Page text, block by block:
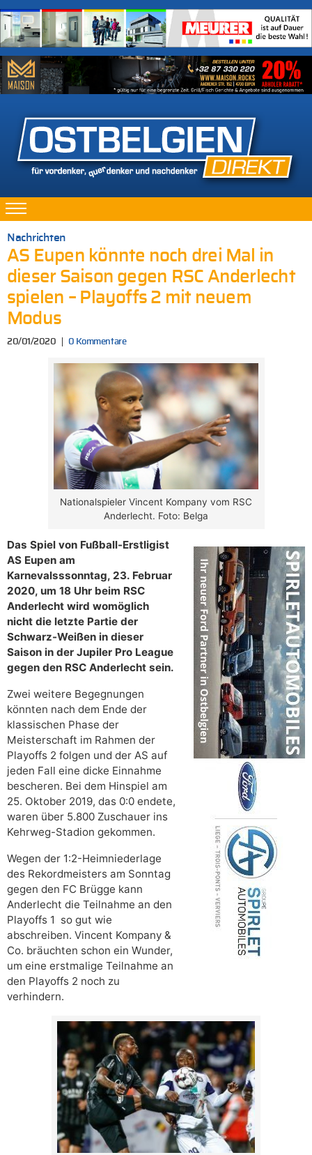
Nachrichten
AS Eupen könnte noch drei Mal in
dieser Saison gegen RSC Anderlecht
spielen – Playoffs 2 mit neuem
Modus
20/01/2020 0 Kommentare
Nationalspieler Vincent Kompany vom RSC
Anderlecht. Foto: Belga
Das Spiel von Fußball-Erstligist
AS Eupen am
Karnevalsssonntag, 23. Februar
2020, um 18 Uhr beim RSC
Anderlecht wird womöglich
nicht die letzte Partie der
Schwarz-Weißen in dieser
Saison in der Jupiler Pro League
gegen den RSC Anderlecht sein.
Zwei weitere Begegnungen
könnten nach dem Ende der
klassischen Phase der
Meisterschaft im Rahmen der
Playoffs 2 folgen und der AS auf
jeden Fall eine dicke Einnahme
bescheren. Bei dem Hinspiel am
25. Oktober 2019, das 0:0 endete,
waren über 5.800 Zuschauer ins
Kehrweg-Stadion gekommen.
Wegen der 1:2-Heimniederlage
des Rekordmeisters am Sonntag
gegen den FC Brügge kann
Anderlecht die Teilnahme an den
Playoffs 1 so gut wie
abschreiben. Vincent Kompany &
Co. bräuchten schon ein Wunder,
um eine erstmalige Teilnahme an
den Playoffs 2 noch zu
verhindern.